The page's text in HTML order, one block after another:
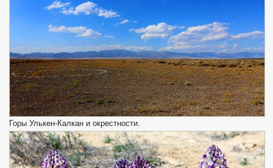
Горы Улькен-Калкан и окрестности.